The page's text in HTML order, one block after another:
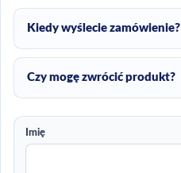
Kiedy wyślecie zamówienie?
Czy mogę zwrócić produkt?
Imię